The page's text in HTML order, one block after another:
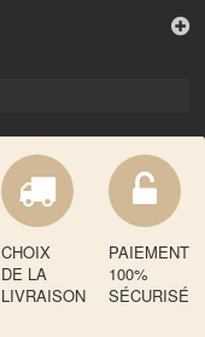
CHOIX
DE LA
LIVRAISON
PAIEMENT
100%
SÉCURISÉ